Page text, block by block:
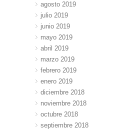
agosto 2019
julio 2019
junio 2019
mayo 2019
abril 2019
marzo 2019
febrero 2019
enero 2019
diciembre 2018
noviembre 2018
octubre 2018
septiembre 2018